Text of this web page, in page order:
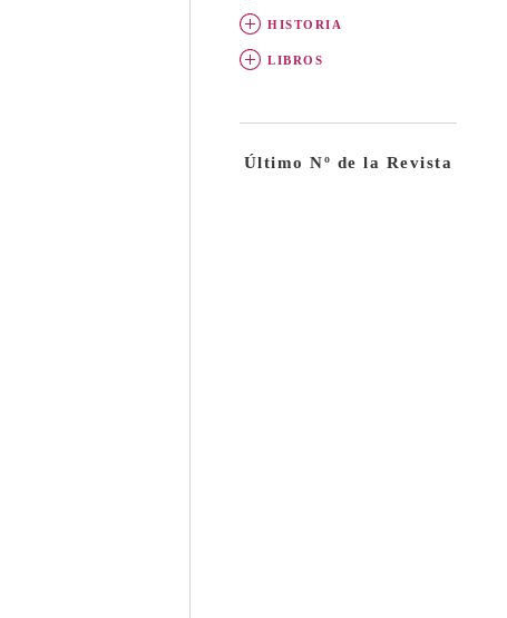
HISTORIA
LIBROS
Último Nº de la Revista